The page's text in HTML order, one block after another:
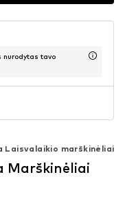
nurodytas tavo
Laisvalaikio marškinėliai
Marškinėliai